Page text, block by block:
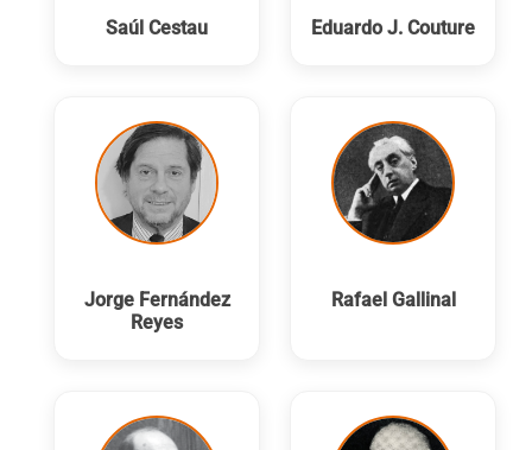
Saúl Cestau Eduardo J. Couture
Jorge Fernández
Reyes
Rafael Gallinal